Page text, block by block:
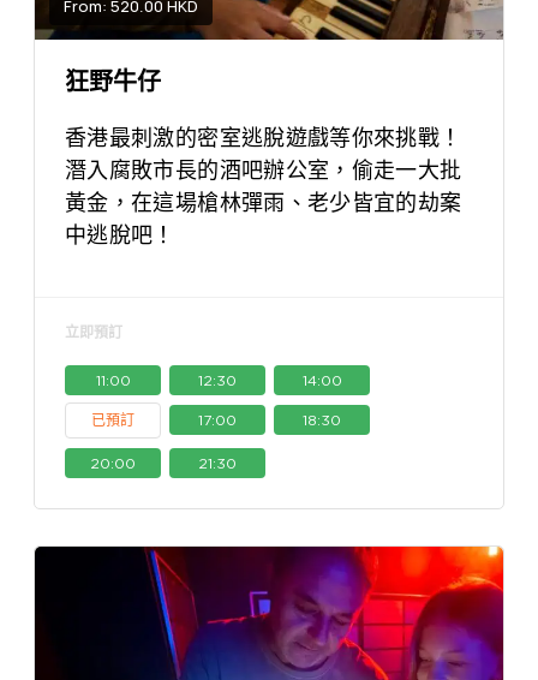
From: 520.00 HKD
狂野牛仔
香港最刺激的密室逃脫遊戲等你來挑戰！
潛入腐敗市長的酒吧辦公室，偷走一大批
黃金，在這場槍林彈雨、老少皆宜的劫案
中逃脫吧！
立即預訂
11:00 12:30 14:00
已預訂 17:00 18:30
20:00 21:30